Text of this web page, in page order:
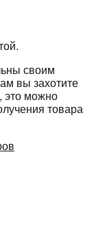
своим
вы захотите
это можно
товара